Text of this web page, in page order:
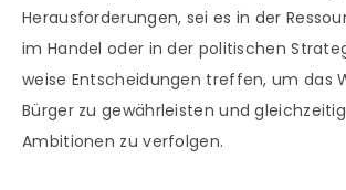
Herausforderungen, sei es in der
im Handel oder in der politischen
weise Entscheidungen treffen, um das
Bürger zu gewährleisten und
Ambitionen zu verfolgen.